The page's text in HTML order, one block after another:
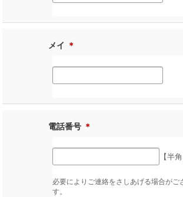
メイ ＊
電話番号 ＊
【半角
必要によりご連絡をさしあげる場合がご
す。